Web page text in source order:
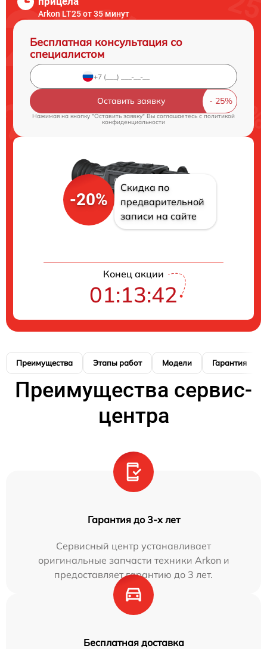
Arkon LT25 от 35 минут
Бесплатная консультация со
специалистом
Оставить заявку
Нажимая на кнопку "Оставить заявку" Вы соглашаетесь c политикой
конфиденциальности
-20%
Скидка по
предварительной
записи на сайте
Конец акции
01:13:41
Преимущества Этапы работ Модели Гарантия
Преимущества сервис-
центра
Гарантия до 3-х лет
Сервисный центр устанавливает
оригинальные запчасти техники Arkon и
предоставляет гарантию до 3 лет.
Бесплатная доставка